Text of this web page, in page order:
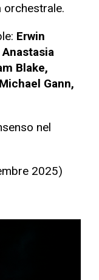
orchestrale.
Erwin
Blake,
Gann,
nel
2025)